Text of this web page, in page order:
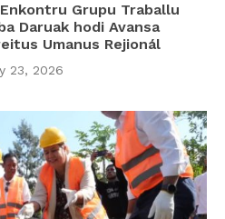
Grupu Traballu
Daruak hodi Avansa
Umanus Rejionál
23, 2026